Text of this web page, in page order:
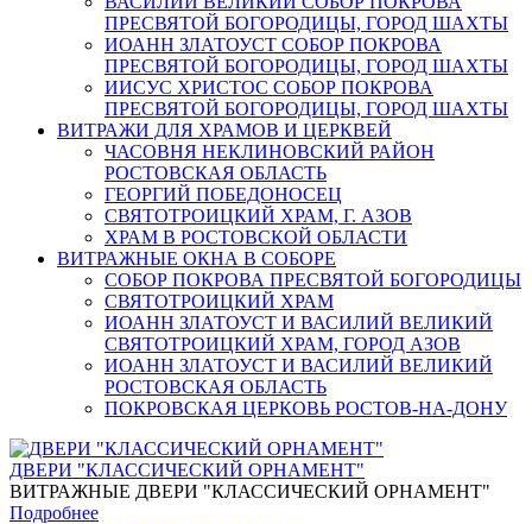
ПРЕСВЯТОЙ БОГОРОДИЦЫ, ГОРОД ШАХТЫ
ИОАНН ЗЛАТОУСТ СОБОР ПОКРОВА
ПРЕСВЯТОЙ БОГОРОДИЦЫ, ГОРОД ШАХТЫ
ИИСУС ХРИСТОС СОБОР ПОКРОВА
ПРЕСВЯТОЙ БОГОРОДИЦЫ, ГОРОД ШАХТЫ
ВИТРАЖИ ДЛЯ ХРАМОВ И ЦЕРКВЕЙ
ЧАСОВНЯ НЕКЛИНОВСКИЙ РАЙОН
РОСТОВСКАЯ ОБЛАСТЬ
ГЕОРГИЙ ПОБЕДОНОСЕЦ
СВЯТОТРОИЦКИЙ ХРАМ, Г. АЗОВ
ХРАМ В РОСТОВСКОЙ ОБЛАСТИ
ВИТРАЖНЫЕ ОКНА В СОБОРЕ
СОБОР ПОКРОВА ПРЕСВЯТОЙ БОГОРОДИЦЫ
СВЯТОТРОИЦКИЙ ХРАМ
ИОАНН ЗЛАТОУСТ И ВАСИЛИЙ ВЕЛИКИЙ
СВЯТОТРОИЦКИЙ ХРАМ, ГОРОД АЗОВ
ИОАНН ЗЛАТОУСТ И ВАСИЛИЙ ВЕЛИКИЙ
РОСТОВСКАЯ ОБЛАСТЬ
ПОКРОВСКАЯ ЦЕРКОВЬ РОСТОВ-НА-ДОНУ
ДВЕРИ "КЛАССИЧЕСКИЙ ОРНАМЕНТ"
ВИТРАЖНЫЕ ДВЕРИ "КЛАССИЧЕСКИЙ ОРНАМЕНТ"
Подробнее